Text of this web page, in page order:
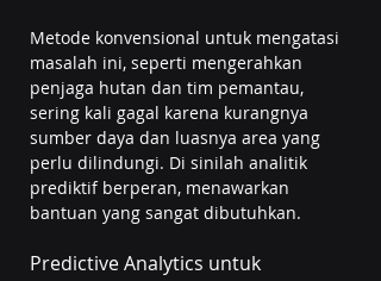
Metode konvensional untuk mengatasi
masalah ini, seperti mengerahkan
penjaga hutan dan tim pemantau,
sering kali gagal karena kurangnya
sumber daya dan luasnya area yang
perlu dilindungi. Di sinilah analitik
prediktif berperan, menawarkan
bantuan yang sangat dibutuhkan.
Predictive Analytics untuk